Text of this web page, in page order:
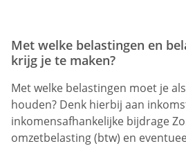
Met welke belastingen en
krijg je te maken?
Met welke belastingen moet je
houden? Denk hierbij aan
inkomensafhankelijke bijdrage
omzetbelasting (btw) en